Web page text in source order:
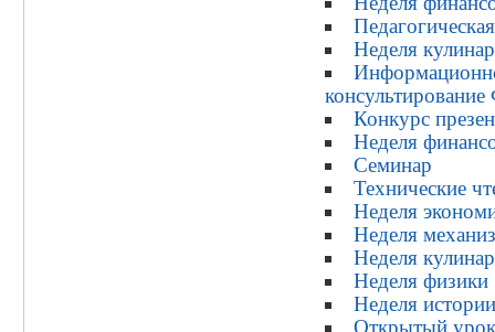
Неделя
Конкурс
Неделя
Семинар
Технические
Неделя
Неделя
Неделя
Неделя физики
Неделя
Открытый